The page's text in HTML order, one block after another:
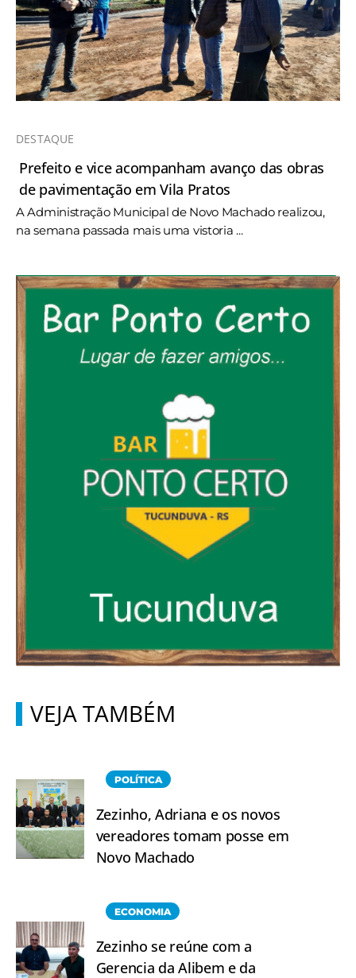
DESTAQUE
Prefeito e vice acompanham avanço das obras
de pavimentação em Vila Pratos
A Administração Municipal de Novo Machado realizou,
na semana passada mais uma vistoria ...
VEJA TAMBÉM
POLÍTICA
Zezinho, Adriana e os novos
vereadores tomam posse em
Novo Machado
ECONOMIA
Zezinho se reúne com a
Gerencia da Alibem e da